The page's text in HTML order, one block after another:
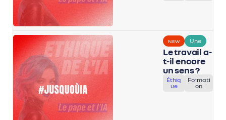
NEW Une
Le travail a-
t-il encore
un sens ?
Éthiq
ue
Formati
on